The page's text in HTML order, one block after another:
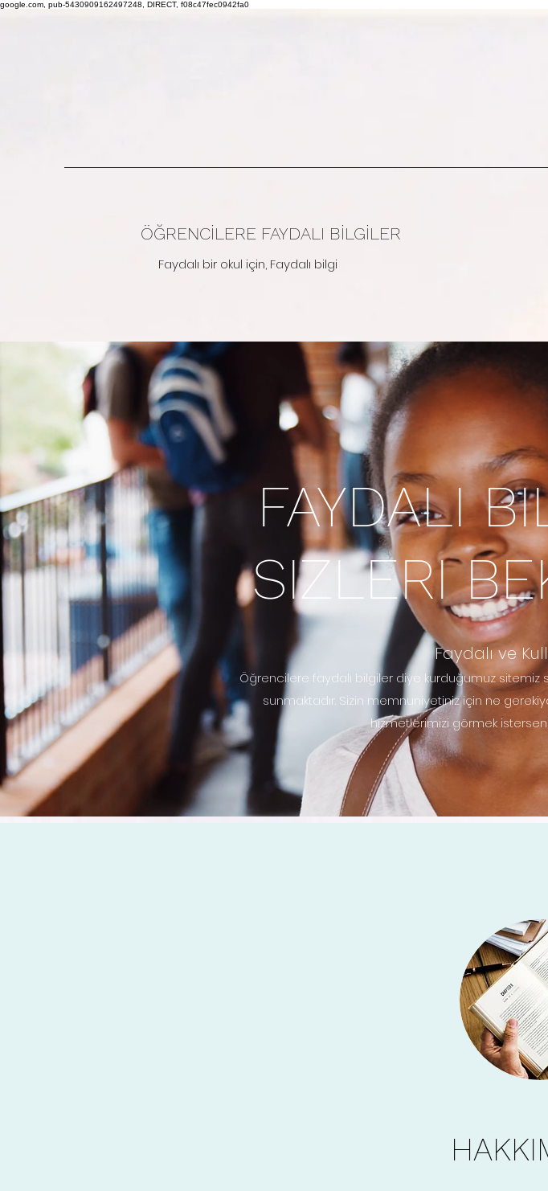
google.com, pub-5430909162497248, DIRECT, f08c47fec0942fa0
ÖĞRENCİLERE FAYDALI BİLGİLER
Faydalı bir okul için, Faydalı bilgi
FAYDALI
SIZLERI
Faydalı ve
Öğrencilere faydalı bilgiler diye kurduğumuz
sunmaktadır. Sizin memnuniyetiniz için ne
hizmetlerimizi görmek